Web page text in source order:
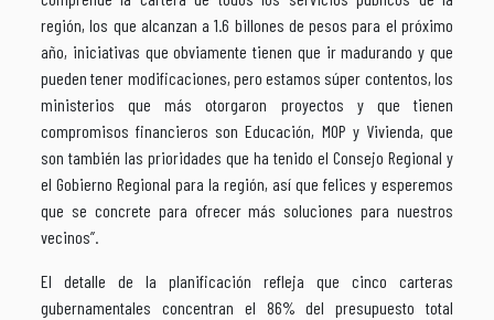
región, los que alcanzan a 1.6 billones de pesos para el próximo
año, iniciativas que obviamente tienen que ir madurando y que
pueden tener modificaciones, pero estamos súper contentos, los
ministerios que más otorgaron proyectos y que tienen
compromisos financieros son Educación, MOP y Vivienda, que
son también las prioridades que ha tenido el Consejo Regional y
el Gobierno Regional para la región, así que felices y esperemos
que se concrete para ofrecer más soluciones para nuestros
vecinos”.
El detalle de la planificación refleja que cinco carteras
gubernamentales concentran el 86% del presupuesto total